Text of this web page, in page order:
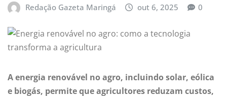
Redação Gazeta Maringá out 6, 2025 0
A energia renovável no agro, incluindo solar, eólica
e biogás, permite que agricultores reduzam custos,